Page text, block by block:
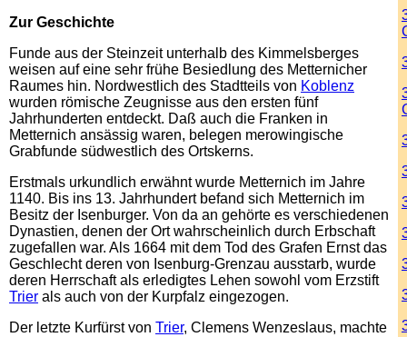
Zur Geschichte
Funde aus der Steinzeit unterhalb des Kimmelsberges
weisen auf eine sehr frühe Besiedlung des Metternicher
Raumes hin. Nordwestlich des Stadtteils von Koblenz
wurden römische Zeugnisse aus den ersten fünf
Jahrhunderten entdeckt. Daß auch die Franken in
Metternich ansässig waren, belegen merowingische
Grabfunde südwestlich des Ortskerns.
Erstmals urkundlich erwähnt wurde Metternich im Jahre
1140. Bis ins 13. Jahrhundert befand sich Metternich im
Besitz der Isenburger. Von da an gehörte es verschiedenen
Dynastien, denen der Ort wahrscheinlich durch Erbschaft
zugefallen war. Als 1664 mit dem Tod des Grafen Ernst das
Geschlecht deren von Isenburg-Grenzau ausstarb, wurde
deren Herrschaft als erledigtes Lehen sowohl vom Erzstift
Trier als auch von der Kurpfalz eingezogen.
Der letzte Kurfürst von Trier, Clemens Wenzeslaus, machte